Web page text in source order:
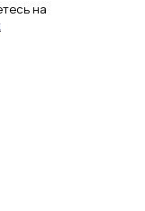
на